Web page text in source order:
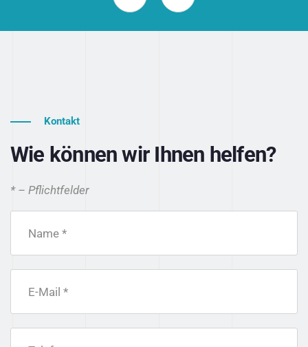
Kontakt
Wie können wir Ihnen helfen?
* – Pflichtfelder
Name *
E-Mail *